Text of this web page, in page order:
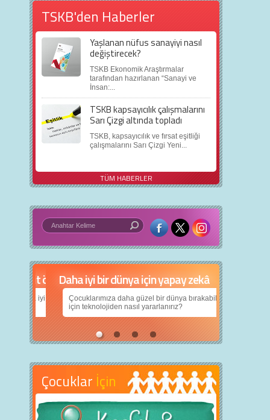
TSKB'den Haberler
Yaşlanan nüfus sanayiyi nasıl
değiştirecek?
TSKB Ekonomik Araştırmalar
tarafından hazırlanan “Sanayi ve
İnsan:...
TSKB kapsayıcılık çalışmalarını
Sarı Çizgi altında topladı
TSKB, kapsayıcılık ve fırsat eşitliği
çalışmalarını Sarı Çizgi Yeni...
TÜM HABERLER
Daha iyi bir dünya için yapay zekâ
Çocuklarımıza daha güzel bir dünya bırakabilmek
için teknolojiden nasıl yararlanırız?
Çocuklar İçin